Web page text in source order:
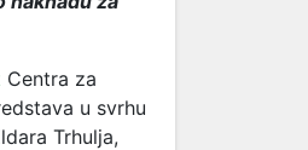
Centra za
u svrhu
Trhulja,